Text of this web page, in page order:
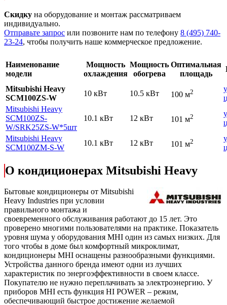
Скидку на оборудование и монтаж рассматриваем
индивидуально.
Отправьте запрос или позвоните нам по телефону 8 (495) 740-
23-24, чтобы получить наше коммерческое предложение.
Наименование
модели
Мощность
охлаждения
Мощность
обогрева
Оптимальная
площадь
Mitsubishi Heavy
SCM100ZS-W
10 кВт 10.5 кВт 100 м2
Mitsubishi Heavy
SCM100ZS-
W/SRK25ZS-W*5шт
10.1 кВт 12 кВт 101 м2
Mitsubishi Heavy
SCM100ZM-S-W
10.1 кВт 12 кВт 101 м2
О кондиционерах Mitsubishi Heavy
Бытовые кондиционеры от Mitsubishi
Heavy Industries при условии
правильного монтажа и
своевременного обслуживания работают до 15 лет. Это
проверено многими пользователями на практике. Показатель
уровня шума у оборудования MHI один из самых низких. Для
того чтобы в доме был комфортный микроклимат,
кондиционеры MHI оснащены разнообразными функциями.
Устройства данного бренда имеют одни из лучших
характеристик по энергоэффективности в своем классе.
Покупателю не нужно переплачивать за электроэнергию. У
приборов MHI есть функция HI POWER – режим,
обеспечивающий быстрое достижение желаемой